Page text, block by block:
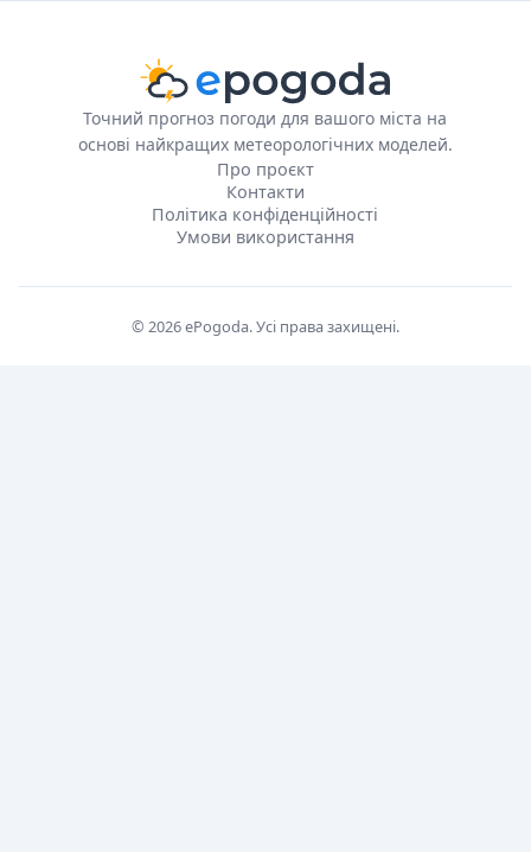
Точний прогноз погоди для вашого міста на
основі найкращих метеорологічних моделей.
Про проєкт
Контакти
Політика конфіденційності
Умови використання
© 2026 ePogoda. Усі права захищені.